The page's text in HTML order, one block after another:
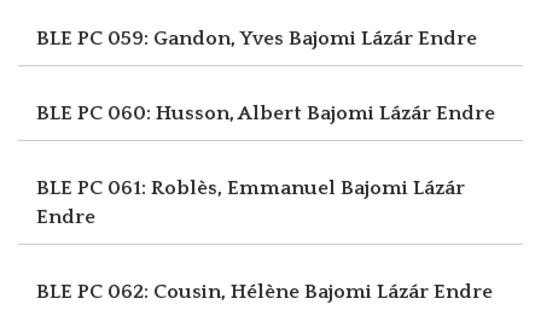
BLE PC 059: Gandon, Yves Bajomi Lázár Endre
BLE PC 060: Husson, Albert Bajomi Lázár Endre
BLE PC 061: Roblès, Emmanuel Bajomi Lázár
Endre
BLE PC 062: Cousin, Hélène Bajomi Lázár Endre